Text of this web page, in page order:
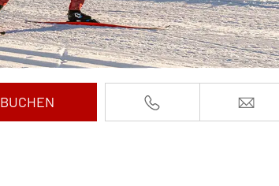
BUCHEN